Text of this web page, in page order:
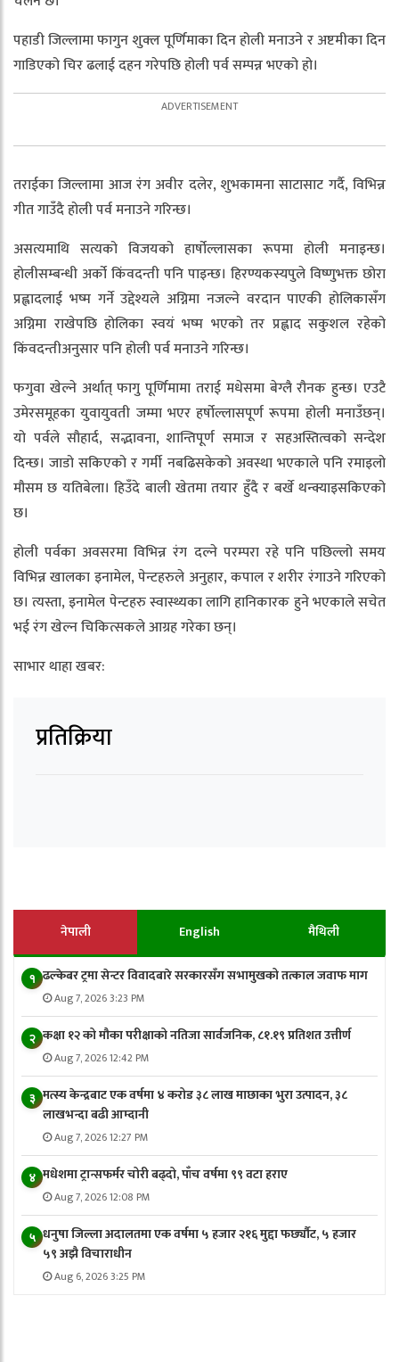
पहाडी जिल्लामा फागुन शुक्ल पूर्णिमाका दिन होली मनाउने र अष्टमीका दिन
गाडिएको चिर ढलाई दहन गरेपछि होली पर्व सम्पन्न भएको हो।
तराईका जिल्लामा आज रंग अवीर दलेर, शुभकामना साटासाट गर्दै, विभिन्न
गीत गाउँदै होली पर्व मनाउने गरिन्छ।
असत्यमाथि सत्यको विजयको हार्षोल्लासका रूपमा होली मनाइन्छ।
होलीसम्बन्धी अर्को किंवदन्ती पनि पाइन्छ। हिरण्यकस्यपुले विष्णुभक्त छोरा
प्रह्लादलाई भष्म गर्ने उद्देश्यले अग्निमा नजल्ने वरदान पाएकी होलिकासँग
अग्निमा राखेपछि होलिका स्वयं भष्म भएको तर प्रह्लाद सकुशल रहेको
किंवदन्तीअनुसार पनि होली पर्व मनाउने गरिन्छ।
फगुवा खेल्ने अर्थात् फागु पूर्णिमामा तराई मधेसमा बेग्लै रौनक हुन्छ। एउटै
उमेरसमूहका युवायुवती जम्मा भएर हर्षोल्लासपूर्ण रूपमा होली मनाउँछन्।
यो पर्वले सौहार्द, सद्भावना, शान्तिपूर्ण समाज र सहअस्तित्वको सन्देश
दिन्छ। जाडो सकिएको र गर्मी नबढिसकेको अवस्था भएकाले पनि रमाइलो
मौसम छ यतिबेला। हिउँदे बाली खेतमा तयार हुँदै र बर्खे थन्क्याइसकिएको
छ।
होली पर्वका अवसरमा विभिन्न रंग दल्ने परम्परा रहे पनि पछिल्लो समय
विभिन्न खालका इनामेल, पेन्टहरुले अनुहार, कपाल र शरीर रंगाउने गरिएको
छ। त्यस्ता, इनामेल पेन्टहरु स्वास्थ्यका लागि हानिकारक हुने भएकाले सचेत
भई रंग खेल्न चिकित्सकले आग्रह गरेका छन्।
साभार थाहा खबर:
प्रतिक्रिया
नेपाली English मैथिली
१ ढल्केबर ट्रमा सेन्टर विवादबारे सरकारसँग सभामुखको तत्काल जवाफ माग
Aug 7, 2026 3:23 PM
२ कक्षा १२ को मौका परीक्षाको नतिजा सार्वजनिक, ८१.१९ प्रतिशत उत्तीर्ण
Aug 7, 2026 12:42 PM
३ मत्स्य केन्द्रबाट एक वर्षमा ४ करोड ३८ लाख माछाका भुरा उत्पादन, ३८
लाखभन्दा बढी आम्दानी
Aug 7, 2026 12:27 PM
४ मधेशमा ट्रान्सफर्मर चोरी बढ्दो, पाँच वर्षमा ९९ वटा हराए
Aug 7, 2026 12:08 PM
५ धनुषा जिल्ला अदालतमा एक वर्षमा ५ हजार २१६ मुद्दा फर्छ्यौट, ५ हजार
५९ अझै विचाराधीन
Aug 6, 2026 3:25 PM